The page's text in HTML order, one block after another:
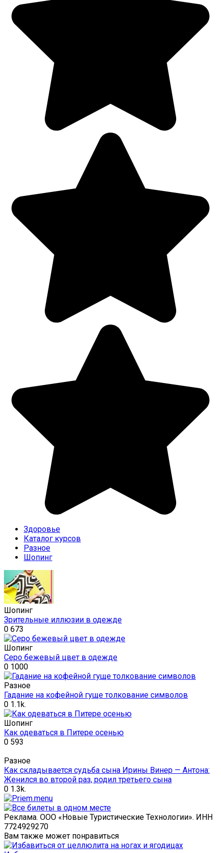
Здоровье
Каталог курсов
Разное
Шопинг
Шопинг
Зрительные иллюзии в одежде
0 673
Шопинг
Серо бежевый цвет в одежде
0 1000
Разное
Гадание на кофейной гуще толкование символов
0 1.1k.
Шопинг
Как одеваться в Питере осенью
0 593
Разное
Как складывается судьба сына Ирины Винер — Антона:
Женился во второй раз, родил третьего сына
0 1.3k.
Реклама. ООО «Новые Туристические Технологии». ИНН
7724929270
Вам также может понравиться